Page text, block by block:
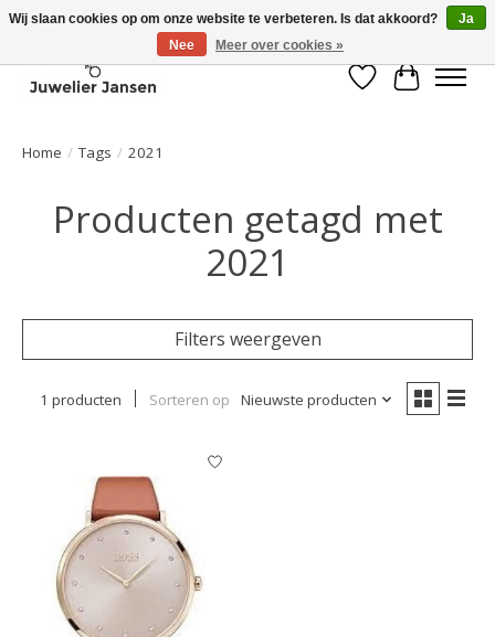
Verlanglijst
Home / Tags / 2021
Producten getagd met
2021
Filters weergeven
1 producten Sorteren op Nieuwste producten
Wij slaan cookies op om onze website te verbeteren. Is dat akkoord?
Ja
Nee
Meer over cookies »